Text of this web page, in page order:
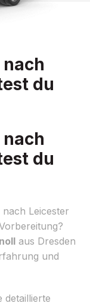
du
du
Leicester
aus Dresden
und
detaillierte